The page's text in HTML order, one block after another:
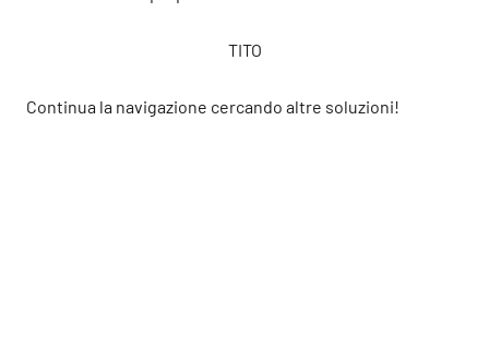
TITO
Continua la navigazione cercando altre soluzioni!